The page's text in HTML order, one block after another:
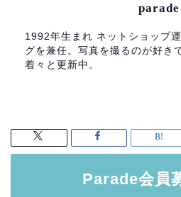
parade
1992年生まれ ネットショップ
グを兼任。写真を撮るのが好き
着々と更新中。
Parade会員